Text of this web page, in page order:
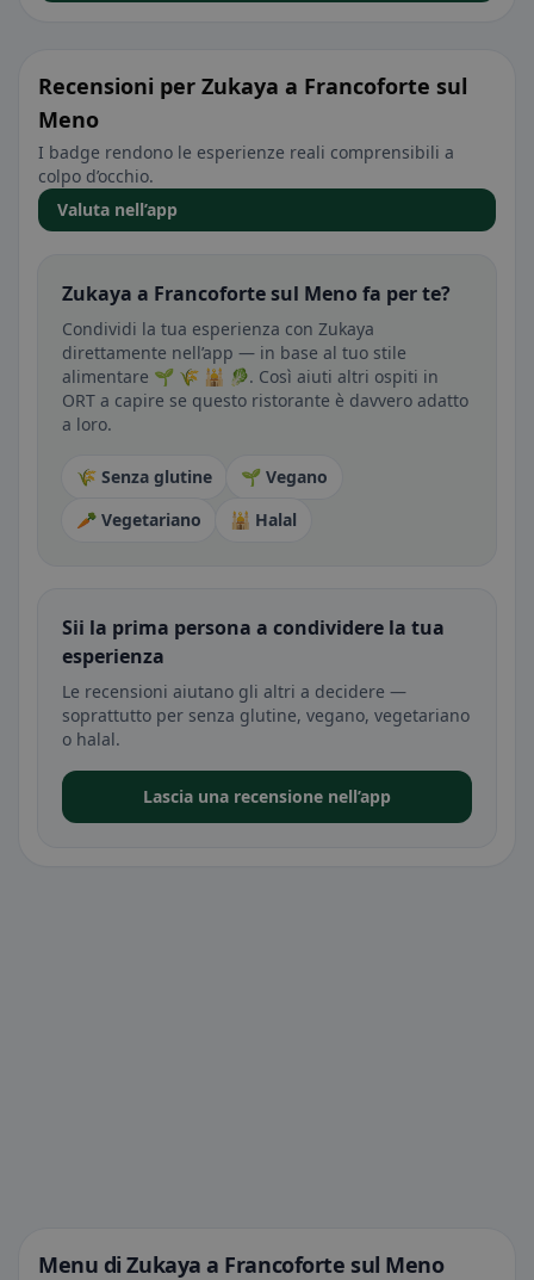
Recensioni per Zukaya a Francoforte sul
Meno
I badge rendono le esperienze reali comprensibili a
colpo d’occhio.
Valuta nell’app
Zukaya a Francoforte sul Meno fa per te?
Condividi la tua esperienza con Zukaya
direttamente nell’app — in base al tuo stile
alimentare 🌱 🌾 🕌 🥬. Così aiuti altri ospiti in
ORT a capire se questo ristorante è davvero adatto
a loro.
🌾 Senza glutine
🌱 Vegano
🥕 Vegetariano
🕌 Halal
Sii la prima persona a condividere la tua
esperienza
Le recensioni aiutano gli altri a decidere —
soprattutto per senza glutine, vegano, vegetariano
o halal.
Lascia una recensione nell’app
Menu di Zukaya a Francoforte sul Meno